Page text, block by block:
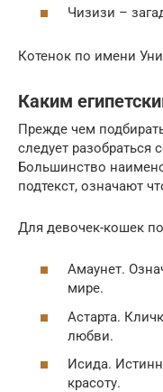
Чизизи –
Котенок по имени
Каким
Прежде чем
следует
Большинство
подтекст, означают
Для девочек-кошек
Амаунет.
мире.
Астарта.
любви.
Исида.
красоту.